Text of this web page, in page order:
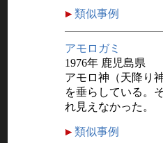
類似事例
アモロガミ
1976年 鹿児島県
アモロ神（天降り
を垂らしている。
れ見えなかった。
類似事例